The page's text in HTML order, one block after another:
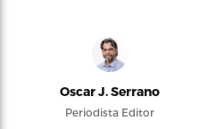
Oscar J. Serrano
Periodista Editor